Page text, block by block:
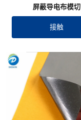
屏蔽导电布模切
接触